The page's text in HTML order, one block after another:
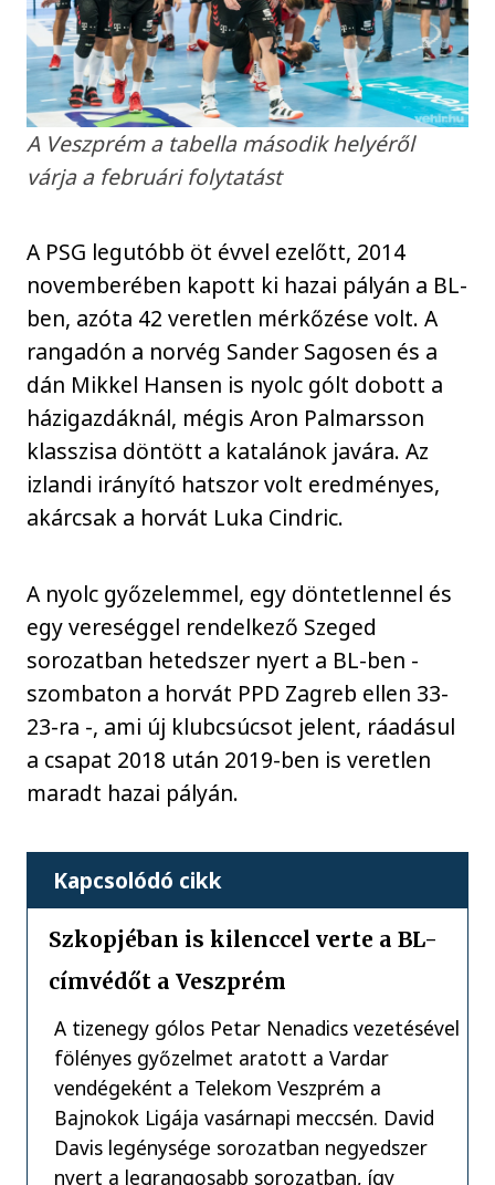
A Veszprém a tabella második helyéről
várja a februári folytatást
A PSG legutóbb öt évvel ezelőtt, 2014
novemberében kapott ki hazai pályán a BL-
ben, azóta 42 veretlen mérkőzése volt. A
rangadón a norvég Sander Sagosen és a
dán Mikkel Hansen is nyolc gólt dobott a
házigazdáknál, mégis Aron Palmarsson
klasszisa döntött a katalánok javára. Az
izlandi irányító hatszor volt eredményes,
akárcsak a horvát Luka Cindric.
A nyolc győzelemmel, egy döntetlennel és
egy vereséggel rendelkező Szeged
sorozatban hetedszer nyert a BL-ben -
szombaton a horvát PPD Zagreb ellen 33-
23-ra -, ami új klubcsúcsot jelent, ráadásul
a csapat 2018 után 2019-ben is veretlen
maradt hazai pályán.
Kapcsolódó cikk
Szkopjéban is kilenccel verte a BL-
címvédőt a Veszprém
A tizenegy gólos Petar Nenadics vezetésével
fölényes győzelmet aratott a Vardar
vendégeként a Telekom Veszprém a
Bajnokok Ligája vasárnapi meccsén. David
Davis legénysége sorozatban negyedszer
nyert a legrangosabb sorozatban, így